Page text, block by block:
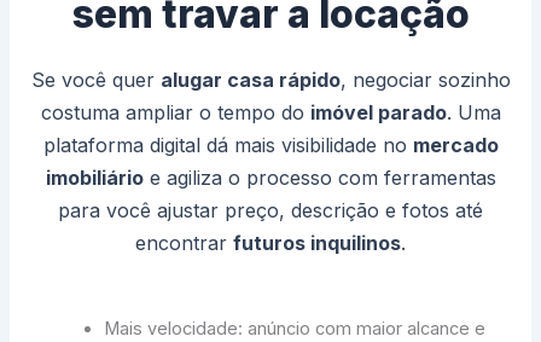
sem travar a locação
Se você quer alugar casa rápido, negociar sozinho
costuma ampliar o tempo do imóvel parado. Uma
plataforma digital dá mais visibilidade no mercado
imobiliárioe agiliza o processo com ferramentas
para você ajustar preço, descrição e fotos até
encontrar futuros inquilinos.
Mais velocidade: anúncio com maior alcance e